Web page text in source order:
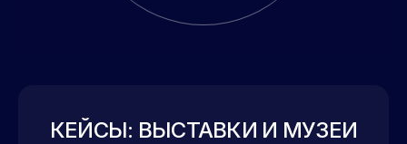
КЕЙСЫ: ВЫСТАВКИ И МУЗЕИ